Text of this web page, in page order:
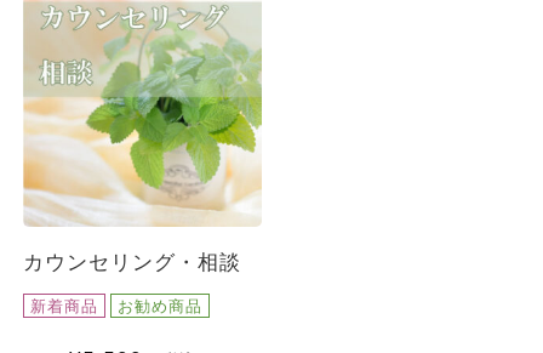
カウンセリング・相談
新着商品 お勧め商品